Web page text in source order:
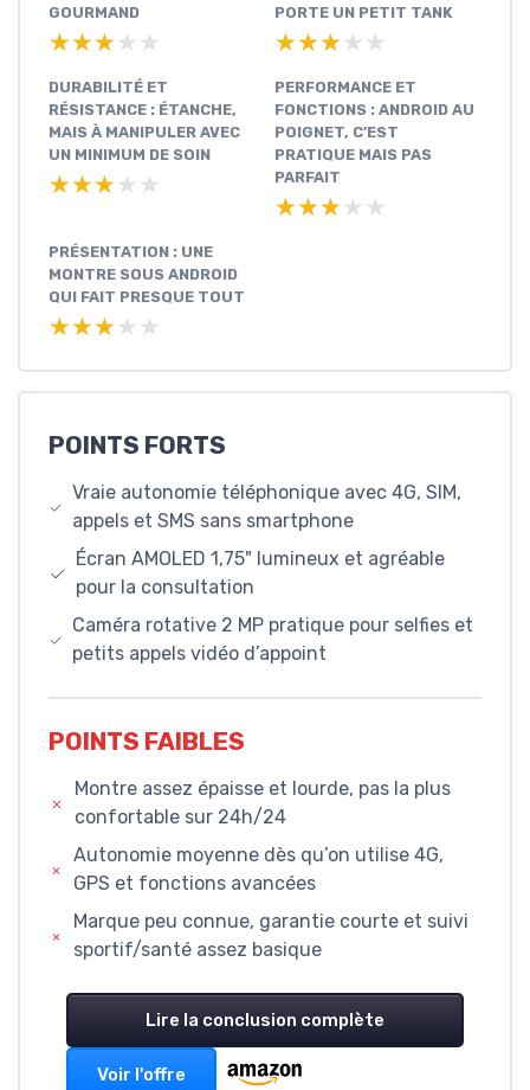
GOURMAND
★★★★★
★★★★★
PORTE UN PETIT TANK
★★★★★
★★★★★
DURABILITÉ ET
RÉSISTANCE : ÉTANCHE,
MAIS À MANIPULER AVEC
UN MINIMUM DE SOIN
★★★★★
★★★★★
PERFORMANCE ET
FONCTIONS : ANDROID AU
POIGNET, C’EST
PRATIQUE MAIS PAS
PARFAIT
★★★★★
★★★★★
PRÉSENTATION : UNE
MONTRE SOUS ANDROID
QUI FAIT PRESQUE TOUT
★★★★★
★★★★★
POINTS FORTS
Vraie autonomie téléphonique avec 4G, SIM,
appels et SMS sans smartphone
Écran AMOLED 1,75" lumineux et agréable
pour la consultation
Caméra rotative 2 MP pratique pour selfies et
petits appels vidéo d’appoint
POINTS FAIBLES
Montre assez épaisse et lourde, pas la plus
confortable sur 24h/24
Autonomie moyenne dès qu’on utilise 4G,
GPS et fonctions avancées
Marque peu connue, garantie courte et suivi
sportif/santé assez basique
Lire la conclusion complète
Voir l'offre